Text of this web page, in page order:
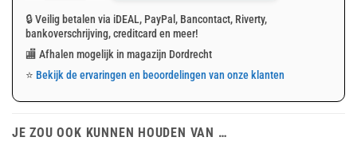
🔒 Veilig betalen via iDEAL, PayPal, Bancontact, Riverty,
bankoverschrijving, creditcard en meer!
🏬 Afhalen mogelijk in magazijn Dordrecht
⭐ Bekijk de ervaringen en beoordelingen van onze klanten
JE ZOU OOK KUNNEN HOUDEN VAN …